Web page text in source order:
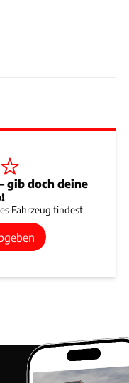
gib doch deine
Fahrzeug findest.